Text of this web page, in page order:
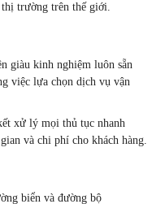
thị trường trên thế giới.
giàu kinh nghiệm luôn sẵn
việc lựa chọn dịch vụ vận
xử lý mọi thủ tục nhanh
và chi phí cho khách hàng.
biển và đường bộ